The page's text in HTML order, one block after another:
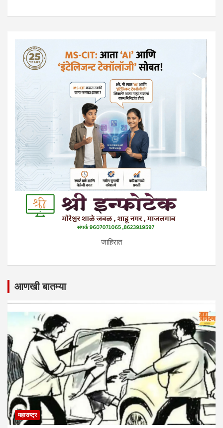
जाहिरात
आणखी बातम्या
महाराष्ट्र